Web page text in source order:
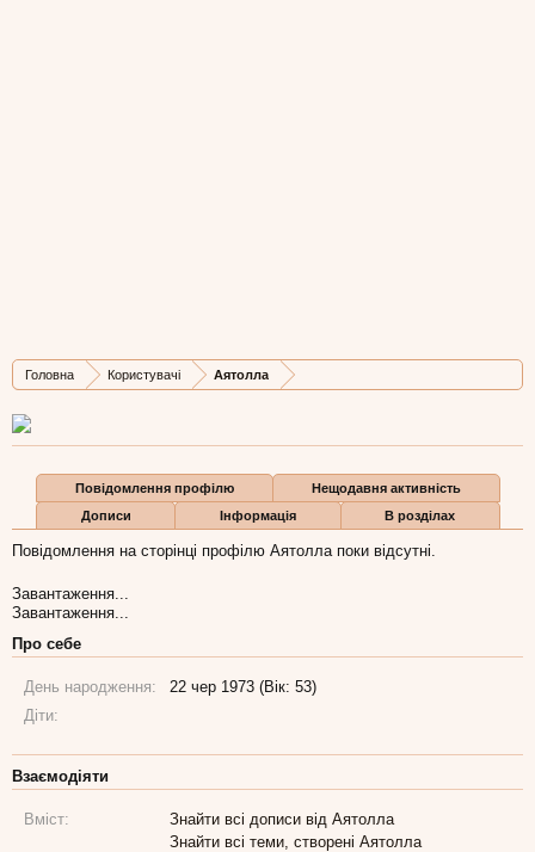
Головна Користувачі Аятолла
Дописів
4.909
Карма
1
Бали
0
Повідомлення профілю
Нещодавня активність
Дописи
Інформація В розділах
Повідомлення на сторінці профілю Аятолла поки відсутні.
Завантаження...
Завантаження...
Про себе
День народження:
22 чер 1973 (Вік: 53)
Діти:
Взаємодіяти
Вміст:
Знайти всі дописи від Аятолла
Знайти всі теми, створені Аятолла